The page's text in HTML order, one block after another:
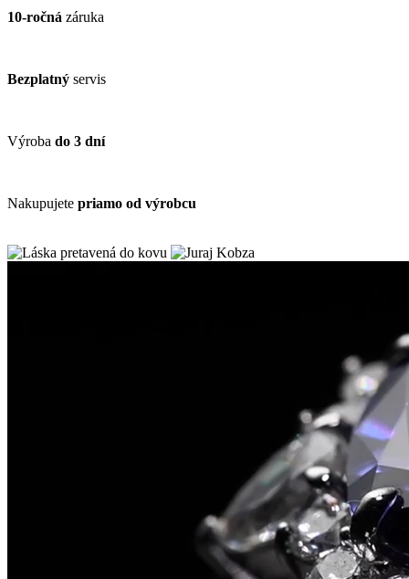
10-ročná záruka
Bezplatný servis
Výroba do 3 dní
Nakupujete priamo od výrobcu